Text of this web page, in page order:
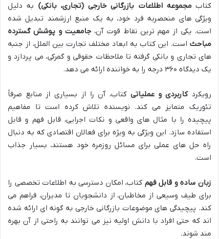
کتابمجموعه اطلاعات بازرگانی خارجی (تجاری، بانکی) به دلیل
ویژگی های منحصربه فرد خود، به یک منبع ارزشمند تبدیل شده
است. یکی از مهم ترین نقاط قوت آن،جامعیت و پوشش گسترده
مباحث است. این کتاب به ابعاد مختلف تجارت بین الملل، از جنبه
های تجاری و بانکی گرفته تا ملاحظات حقوقی و گمرکی، می پردازد و
یک دیدگاه ۳۶۰ درجه را به خواننده ارائه می دهد.
رویکردکاربردی و عملیاتی کتاب، آن را از بسیاری از منابع صرفاً
تئوریک متمایز می کند. نویسنده تلاش کرده است تا مفاهیم
پیچیده را با مثال های واقعی و نکات اجرایی، قابل فهم و قابل
استفاده سازد. این ویژگی به ویژه برای فعالان اقتصادی که به دنبال
راه حل های عملی برای مسائل روزمره خود هستند، بسیار جذاب
است.
زبان ساده و قابل فهم کتاب، امکان دسترسی به اطلاعات تخصصی را
برای طیف وسیعی از مخاطبان، از دانشجویان تا مدیران، فراهم می
کند. پیچیدگی های موضوعات بازرگانی خارجی به گونه ای ارائه شده
اند که حتی افراد با دانش اولیه نیز می توانند به راحتی از آن بهره
مند شوند.